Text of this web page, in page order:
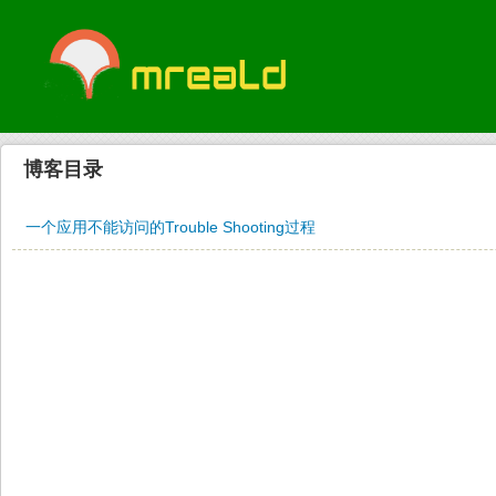
博客目录
一个应用不能访问的Trouble Shooting过程